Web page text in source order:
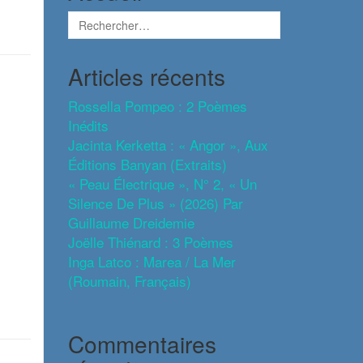
Articles récents
Rossella Pompeo : 2 Poèmes
Inédits
Jacinta Kerketta : « Angor », Aux
Éditions Banyan (extraits)
« Peau Électrique », N° 2, « Un
Silence De Plus » (2026) Par
Guillaume Dreidemie
Joëlle Thiénard : 3 Poèmes
Inga Latco : Marea / La Mer
(roumain, Français)
Commentaires